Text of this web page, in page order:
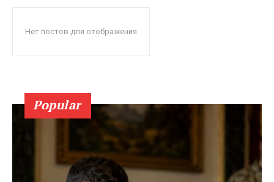
Нет постов для отображения
Popular